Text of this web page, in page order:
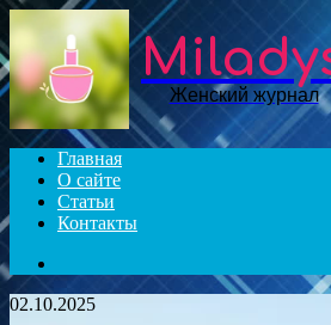
Женский журнал
Главная
О сайте
Статьи
Контакты
for
02.10.2025